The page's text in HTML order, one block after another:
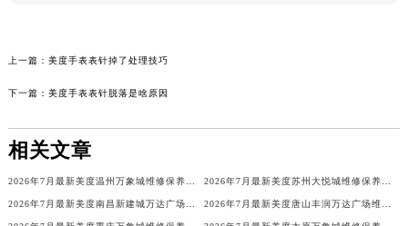
上一篇： 美度手表表针掉了处理技巧
下一篇： 美度手表表针脱落是啥原因
相关文章